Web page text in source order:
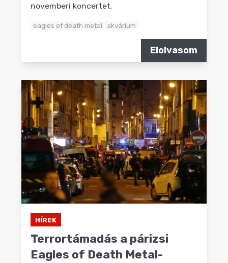
novemberi koncertet.
eagles of death metal akvárium
Elolvasom
HÍREK
Terrortámadás a párizsi
Eagles of Death Metal-